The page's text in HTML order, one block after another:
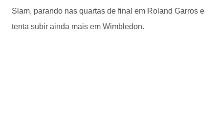
Slam, parando nas quartas de final em Roland Garros e
tenta subir ainda mais em Wimbledon.